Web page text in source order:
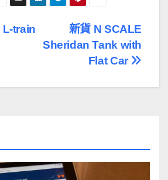
新貨 N SCALE
Sheridan Tank with
Flat Car
L-train